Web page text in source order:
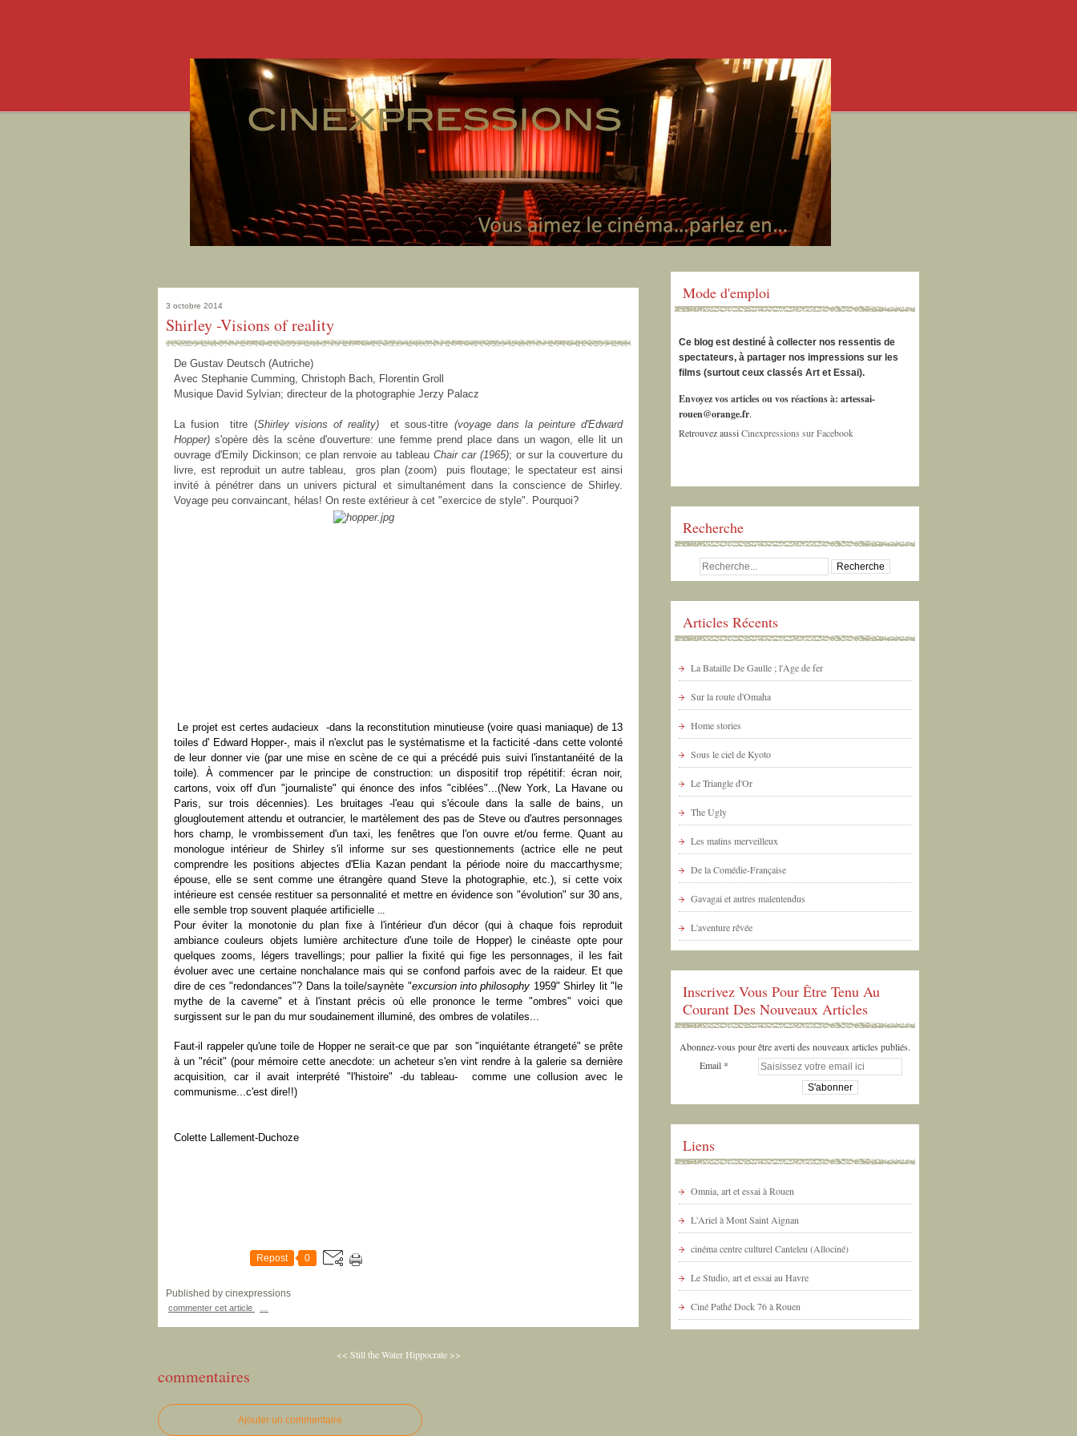
3 octobre 2014
Shirley -Visions of reality
De Gustav Deutsch (Autriche)
Avec Stephanie Cumming, Christoph Bach, Florentin Groll
Musique David Sylvian; directeur de la photographie Jerzy Palacz
La fusion titre (Shirley visions of reality) et sous-titre (voyage dans la peinture d'Edward
Hopper) s'opère dès la scène d'ouverture: une femme prend place dans un wagon, elle lit un
ouvrage d'Emily Dickinson; ce plan renvoie au tableau Chair car (1965); or sur la couverture du
livre, est reproduit un autre tableau, gros plan (zoom) puis floutage; le spectateur est ainsi
invité à pénétrer dans un univers pictural et simultanément dans la conscience de Shirley.
Voyage peu convaincant, hélas! On reste extérieur à cet "exercice de style". Pourquoi?
Le projet est certes audacieux -dans la reconstitution minutieuse (voire quasi maniaque) de 13
toiles d' Edward Hopper-, mais il n'exclut pas le systématisme et la facticité -dans cette volonté
de leur donner vie (par une mise en scène de ce qui a précédé puis suivi l'instantanéité de la
toile). À commencer par le principe de construction: un dispositif trop répétitif: écran noir,
cartons, voix off d'un "journaliste" qui énonce des infos "ciblées"...(New York, La Havane ou
Paris, sur trois décennies). Les bruitages -l'eau qui s'écoule dans la salle de bains, un
glougloutement attendu et outrancier, le martèlement des pas de Steve ou d'autres personnages
hors champ, le vrombissement d'un taxi, les fenêtres que l'on ouvre et/ou ferme. Quant au
monologue intérieur de Shirley s'il informe sur ses questionnements (actrice elle ne peut
comprendre les positions abjectes d'Elia Kazan pendant la période noire du maccarthysme;
épouse, elle se sent comme une étrangère quand Steve la photographie, etc.), si cette voix
intérieure est censée restituer sa personnalité et mettre en évidence son "évolution" sur 30 ans,
elle semble trop souvent plaquée artificielle ...
Pour éviter la monotonie du plan fixe à l'intérieur d'un décor (qui à chaque fois reproduit
ambiance couleurs objets lumière architecture d'une toile de Hopper) le cinéaste opte pour
quelques zooms, légers travellings; pour pallier la fixité qui fige les personnages, il les fait
évoluer avec une certaine nonchalance mais qui se confond parfois avec de la raideur. Et que
dire de ces "redondances"? Dans la toile/saynète "excursion into philosophy 1959" Shirley lit "le
mythe de la caverne" et à l'instant précis où elle prononce le terme "ombres" voici que
surgissent sur le pan du mur soudainement illuminé, des ombres de volatiles...
Faut-il rappeler qu'une toile de Hopper ne serait-ce que par son "inquiétante étrangeté" se prête
à un "récit" (pour mémoire cette anecdote: un acheteur s'en vint rendre à la galerie sa dernière
acquisition, car il avait interprété "l'histoire" -du tableau- comme une collusion avec le
communisme...c'est dire!!)
Colette Lallement-Duchoze
Repost 0
Published by cinexpressions
commenter cet article
<< Still the Water Hippocrate >>
commentaires
Ajouter un commentaire
Mode d'emploi
Ce blog est destiné à collecter nos ressentis de
spectateurs, à partager nos impressions sur les
films (surtout ceux classés Art et Essai).
Envoyez vos articles ou vos réactions à: artessai-
rouen@orange.fr.
Retrouvez aussiCinexpressions sur Facebook
Recherche
Articles Récents
La Bataille De Gaulle ; l'Age de fer
Sur la route d'Omaha
Home stories
Sous le ciel de Kyoto
Le Triangle d'Or
The Ugly
Les matins merveilleux
De la Comédie-Française
Gavagai et autres malentendus
L'aventure rêvée
Inscrivez Vous Pour Être Tenu Au
Courant Des Nouveaux Articles
Abonnez-vous pour être averti des nouveaux articles publiés.
Email
Liens
Omnia, art et essai à Rouen
L'Ariel à Mont Saint Aignan
cinéma centre culturel Canteleu (Allociné)
Le Studio, art et essai au Havre
Ciné Pathé Dock 76 à Rouen